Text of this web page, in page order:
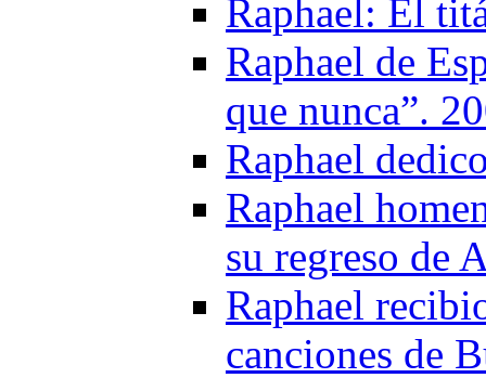
Raphael: El
Raphael de
que nunca”.
Raphael
Raphael
su regreso de
Raphael
canciones de